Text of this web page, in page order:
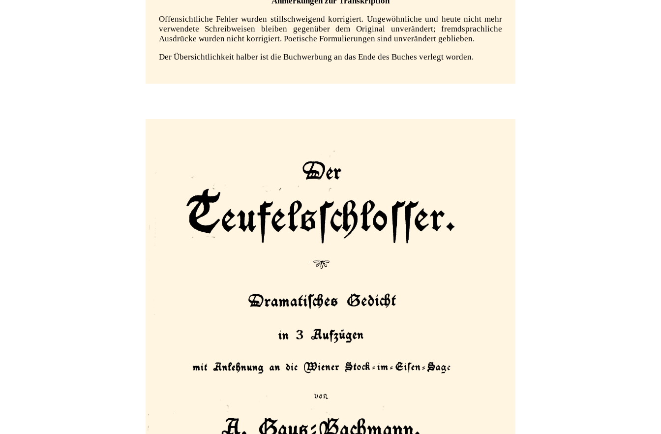
Offensichtliche Fehler wurden stillschweigend korrigiert. Ungewöhnliche und heute nicht mehr
verwendete Schreibweisen bleiben gegenüber dem Original unverändert; fremdsprachliche
Ausdrücke wurden nicht korrigiert. Poetische Formulierungen sind unverändert geblieben.
Der Übersichtlichkeit halber ist die Buchwerbung an das Ende des Buches verlegt worden.